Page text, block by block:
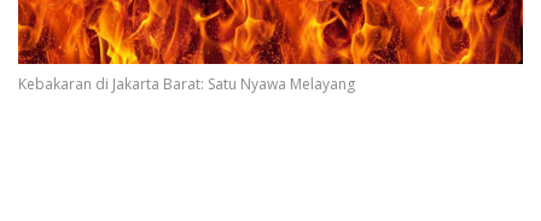
Kebakaran di Jakarta Barat: Satu Nyawa Melayang